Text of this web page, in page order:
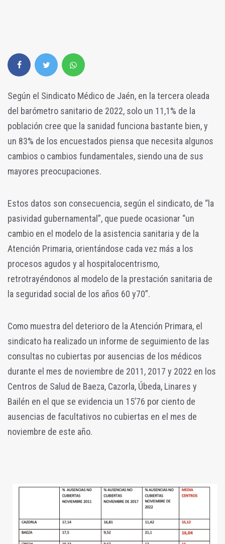
Según el Sindicato Médico de Jaén, en la tercera oleada
del barómetro sanitario de 2022, solo un 11,1% de la
población cree que la sanidad funciona bastante bien, y
un 83% de los encuestados piensa que necesita algunos
cambios o cambios fundamentales, siendo una de sus
mayores preocupaciones.
Estos datos son consecuencia, según el sindicato, de “la
pasividad gubernamental”, que puede ocasionar “un
cambio en el modelo de la asistencia sanitaria y de la
Atención Primaria, orientándose cada vez más a los
procesos agudos y al hospitalocentrismo,
retrotrayéndonos al modelo de la prestación sanitaria de
la seguridad social de los años 60 y70”.
Como muestra del deterioro de la Atención Primara, el
sindicato ha realizado un informe de seguimiento de las
consultas no cubiertas por ausencias de los médicos
durante el mes de noviembre de 2011, 2017 y 2022 en los
Centros de Salud de Baeza, Cazorla, Úbeda, Linares y
Bailén en el que se evidencia un 15’76 por ciento de
ausencias de facultativos no cubiertas en el mes de
noviembre de este año.